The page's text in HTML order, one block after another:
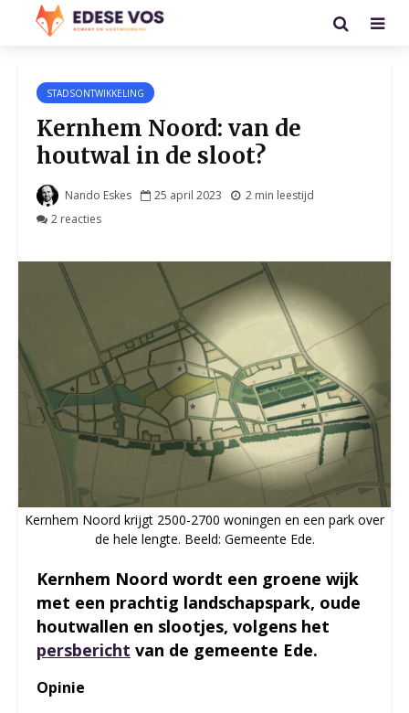
STADSONTWIKKELING
Kernhem Noord: van de
houtwal in de sloot?
Nando Eskes 25 april 2023
2 min leestijd
2 reacties
Kernhem Noord krijgt 2500-2700 woningen en een park over
de hele lengte. Beeld: Gemeente Ede.
Kernhem Noord wordt een groene wijk
met een prachtig landschapspark, oude
houtwallen en slootjes, volgens het
persbericht van de gemeente Ede.
Opinie